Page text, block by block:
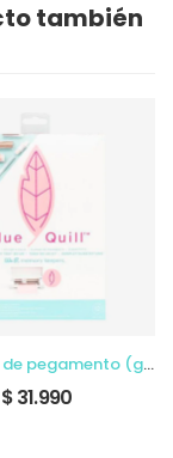
también
Kit lápices de pegamento (glue quill)
$ 31.990